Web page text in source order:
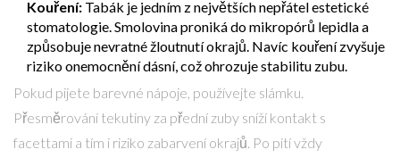
Kouření: Tabák je jedním z největších nepřátel estetické
stomatologie. Smolovina proniká do mikropórů lepidla a
způsobuje nevratné žloutnutí okrajů. Navíc kouření zvyšuje
riziko onemocnění dásní, což ohrozuje stabilitu zubu.
Pokud pijete barevné nápoje, používejte slámku.
Přesměrování tekutiny za přední zuby sníží kontakt s
facettami a tím i riziko zabarvení okrajů. Po pití vždy